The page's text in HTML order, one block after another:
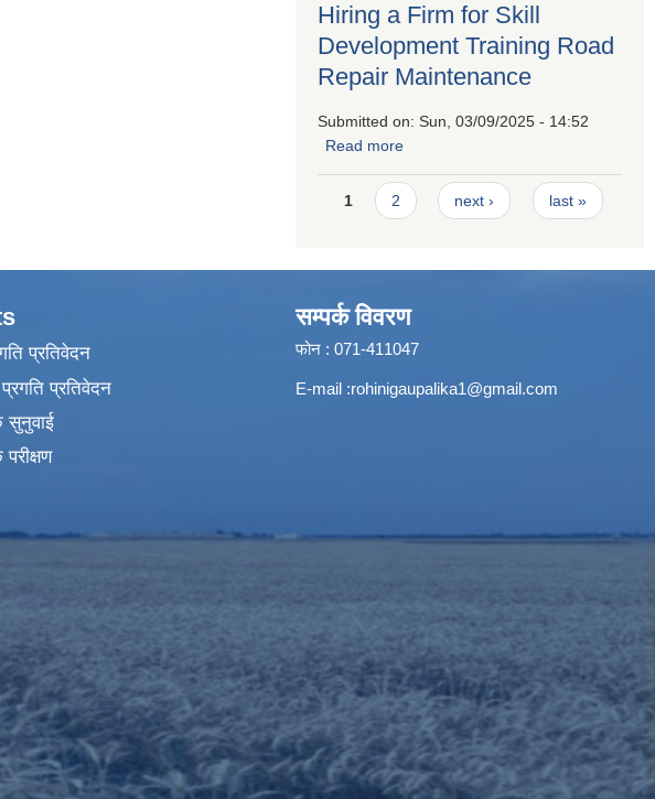
Hiring a Firm for Skill
Development Training Road
Repair Maintenance
Submitted on: Sun, 03/09/2025 - 14:52
Read more
Hiring a Firm for Skill Development
Training Road Repair Maintenance
Pages
1 2 next › last »
प्रतिवेदन
प्रतिवेदन
सुनुवाई
सम्पर्क विवरण
फोन : 071-411047
E-mail :rohinigaupalika1@gmail.com